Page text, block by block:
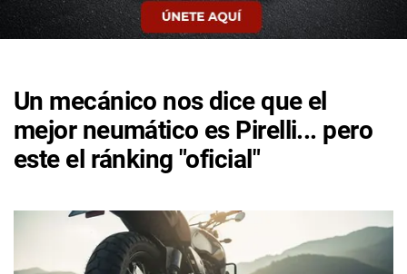
Un mecánico nos dice que el
mejor neumático es Pirelli... pero
este el ránking "oficial"